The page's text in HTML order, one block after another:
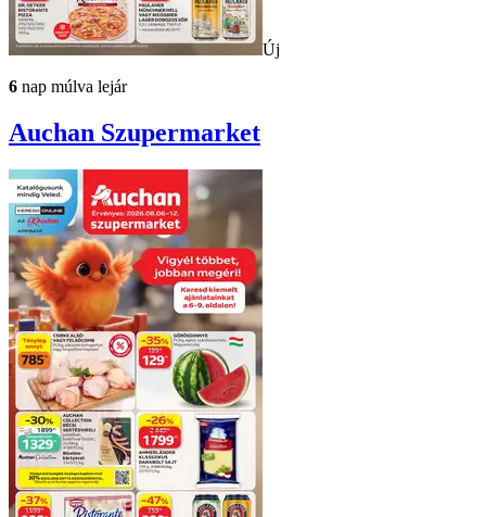
Új
6 nap múlva lejár
Auchan Szupermarket